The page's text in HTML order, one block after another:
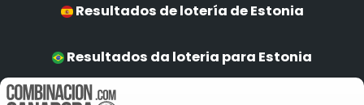
Resultados de lotería de Estonia
Resultados da loteria para Estonia